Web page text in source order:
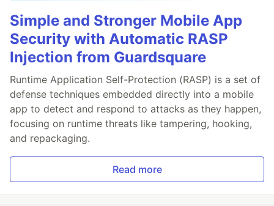
Simple and Stronger Mobile App
Security with Automatic RASP
Injection from Guardsquare
Runtime Application Self-Protection (RASP) is a set of
defense techniques embedded directly into a mobile
app to detect and respond to attacks as they happen,
focusing on runtime threats like tampering, hooking,
and repackaging.
Read more